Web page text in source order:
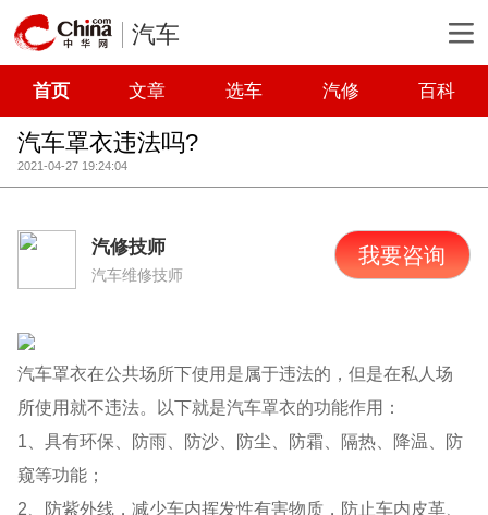
汽车
首页 文章 选车 汽修 百科
汽车罩衣违法吗?
2021-04-27 19:24:04
汽修技师
汽车维修技师
我要咨询
汽车罩衣在公共场所下使用是属于违法的，但是在私人场
所使用就不违法。以下就是汽车罩衣的功能作用：
1、具有环保、防雨、防沙、防尘、防霜、隔热、降温、防
窥等功能；
2、防紫外线，减少车内挥发性有害物质，防止车内皮革、